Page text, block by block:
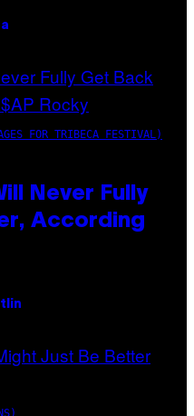
FOR TRIBECA FESTIVAL)
Never Fully
According